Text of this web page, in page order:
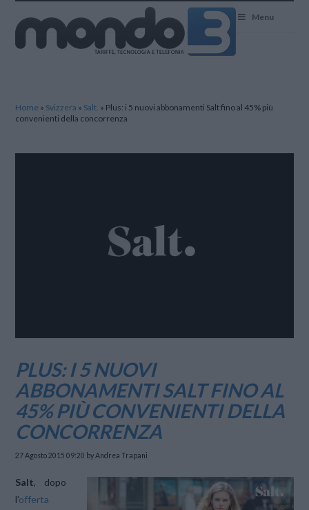
Menu
Home » Svizzera » Salt. » Plus: i 5 nuovi abbonamenti Salt fino al 45% più
convenienti della concorrenza
PLUS: I 5 NUOVI
ABBONAMENTI SALT FINO AL
45% PIÙ CONVENIENTI DELLA
CONCORRENZA
27 Agosto 2015 09:20 by Andrea Trapani
Salt, dopo
l’offerta